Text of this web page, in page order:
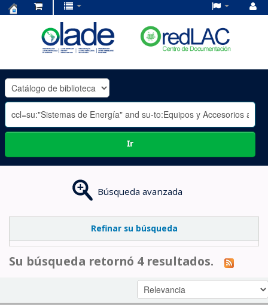
OLADE
-
Ir
Búsqueda avanzada
Refinar su búsqueda
Su búsqueda retornó 4 resultados.